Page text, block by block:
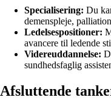
Specialisering: Du
demenspleje,
Ledelsespositioner:
avancere til ledende
Videreuddannelse:
sundhedsfaglig
Afsluttende